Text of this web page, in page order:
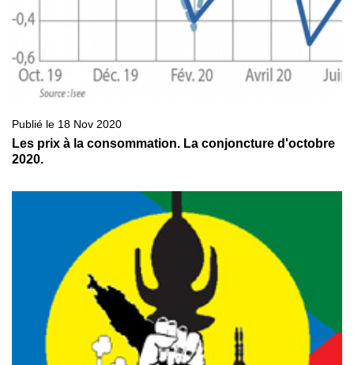
Publié le 18 Nov 2020
Les prix à la consommation. La conjoncture d'octobre
2020.